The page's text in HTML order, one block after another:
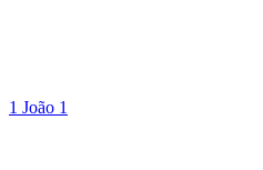
1 João 1